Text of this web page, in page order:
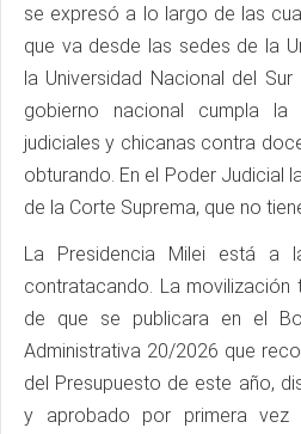
se expresó a lo largo de las
que va desde las sedes de la
la Universidad Nacional del
gobierno nacional cumpla
judiciales y chicanas contra
obturando. En el Poder Judicial
de la Corte Suprema, que no
La Presidencia Milei está a
contratacando. La
de que se publicara en el
Administrativa 20/2026 que
del Presupuesto de este año,
y aprobado por primera